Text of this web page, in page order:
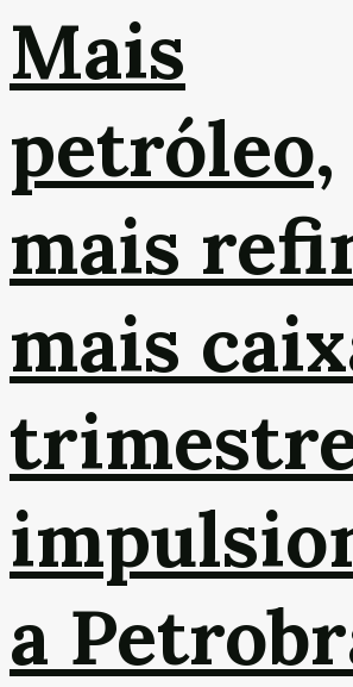
Mais
petróleo,
mais
mais
a